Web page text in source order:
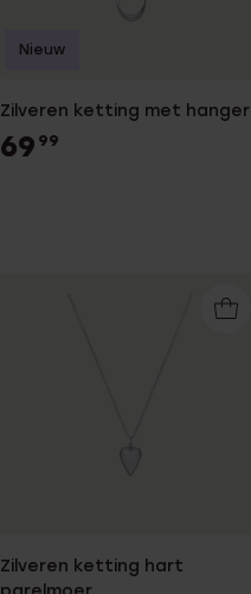
Zilveren ketting met hanger
69 99
Nieuw
Zilveren ketting hart